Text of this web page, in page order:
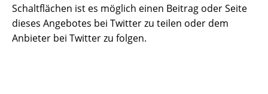
Schaltflächen ist es möglich einen Beitrag oder Seite
dieses Angebotes bei Twitter zu teilen oder dem
Anbieter bei Twitter zu folgen.